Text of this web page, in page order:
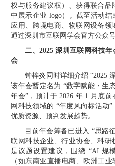
权与服务建议权）、获得联合
中展示企业 logo）。截至活动
应用、跨境电商、物联网设备
通过深圳市互联网学会官方公众
二、 2025 深圳互联网科技
会
钟梓炎同时详细介绍 “2025
该年会暂定名为 “数字赋能・
年会”，预计于 2026 年 1 月底
网科技领域的 “年度风向标活动
优质资源、预判发展趋势。
目前年会筹备已进入 “思路
联网科技企业、行业协会、科研
是议题设置建议，围绕 “AI 规
（如东南亚直播电商、欧洲工